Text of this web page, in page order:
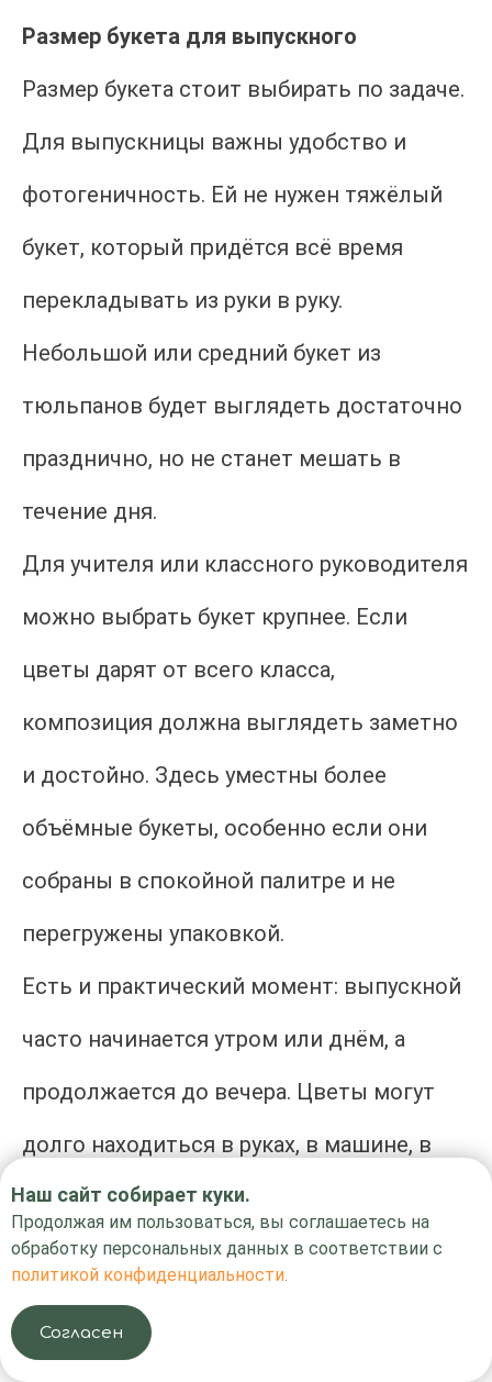
Размер букета для выпускного
Размер букета стоит выбирать по задаче.
Для выпускницы важны удобство и
фотогеничность. Ей не нужен тяжёлый
букет, который придётся всё время
перекладывать из руки в руку.
Небольшой или средний букет из
тюльпанов будет выглядеть достаточно
празднично, но не станет мешать в
течение дня.
Для учителя или классного руководителя
можно выбрать букет крупнее. Если
цветы дарят от всего класса,
композиция должна выглядеть заметно
и достойно. Здесь уместны более
объёмные букеты, особенно если они
собраны в спокойной палитре и не
перегружены упаковкой.
Есть и практический момент: выпускной
часто начинается утром или днём, а
продолжается до вечера. Цветы могут
долго находиться в руках, в машине, в
помещении или на улице. Поэтому чем
больше букет, тем внимательнее нужно
отнестись к хранению и доставке.
Иногда лучше выбрать не максимальный
Наш сайт собирает куки.
Продолжая им пользоваться, вы соглашаетесь на
обработку персональных данных в соответствии с
политикой конфиденциальности.
Согласен